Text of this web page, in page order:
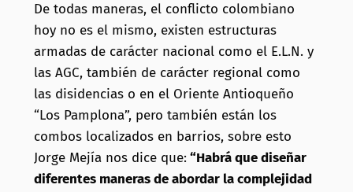
De todas maneras, el conflicto colombiano
hoy no es el mismo, existen estructuras
armadas de carácter nacional como el E.L.N. y
las AGC, también de carácter regional como
las disidencias o en el Oriente Antioqueño
“Los Pamplona”, pero también están los
combos localizados en barrios, sobre esto
Jorge Mejía nos dice que:“Habrá que diseñar
diferentes maneras de abordar la complejidad